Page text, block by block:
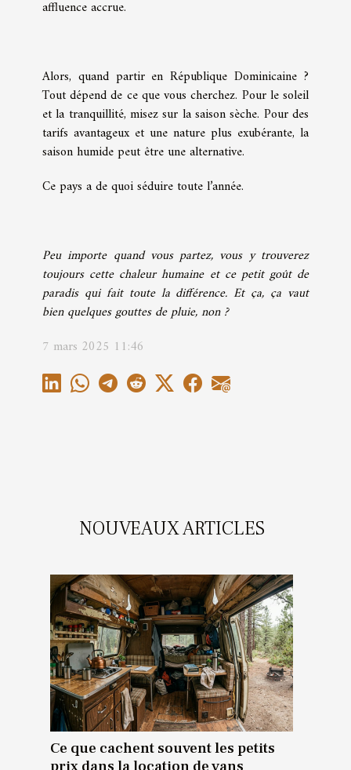
affluence accrue.
Alors, quand partir en République Dominicaine ?
Tout dépend de ce que vous cherchez. Pour le soleil
et la tranquillité, misez sur la saison sèche. Pour des
tarifs avantageux et une nature plus exubérante, la
saison humide peut être une alternative.
Ce pays a de quoi séduire toute l’année.
Peu importe quand vous partez, vous y trouverez
toujours cette chaleur humaine et ce petit goût de
paradis qui fait toute la différence. Et ça, ça vaut
bien quelques gouttes de pluie, non ?
7 mars 2025 11:46
NOUVEAUX ARTICLES
Ce que cachent souvent les petits
prix dans la location de vans